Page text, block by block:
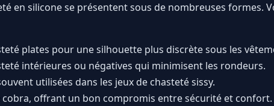
en silicone se présentent sous de nombreuses formes.
plates pour une silhouette plus discrète sous les
intérieures ou négatives qui minimisent les rondeurs.
utilisées dans les jeux de chasteté sissy.
cobra, offrant un bon compromis entre sécurité et confort.